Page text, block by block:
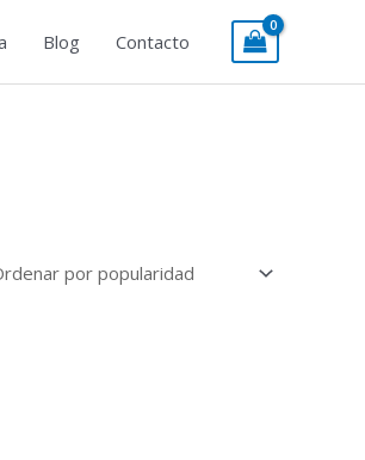
Blog Contacto